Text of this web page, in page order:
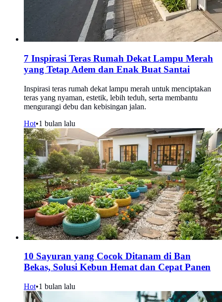
7 Inspirasi Teras Rumah Dekat Lampu Merah
yang Tetap Adem dan Enak Buat Santai
Inspirasi teras rumah dekat lampu merah untuk menciptakan
teras yang nyaman, estetik, lebih teduh, serta membantu
mengurangi debu dan kebisingan jalan.
Hot•1 bulan lalu
10 Sayuran yang Cocok Ditanam di Ban
Bekas, Solusi Kebun Hemat dan Cepat Panen
Hot•1 bulan lalu